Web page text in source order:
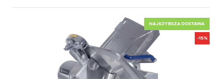
NAJSZYBSZA DOSTAWA
-15%